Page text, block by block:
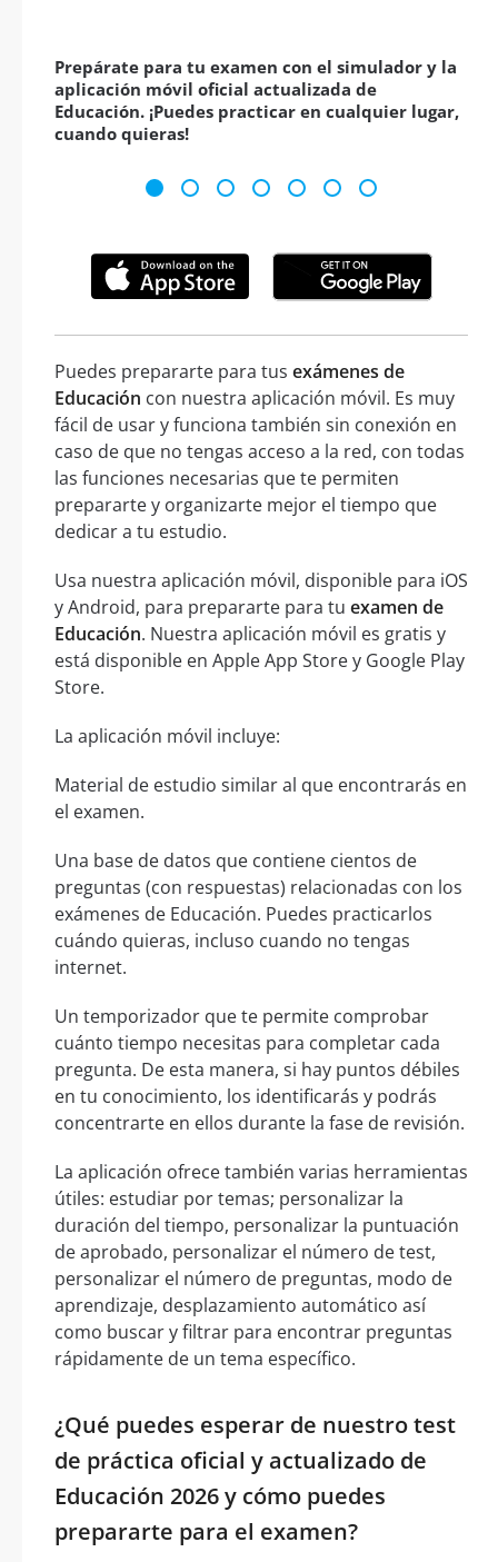
Prepárate para tu examen con el simulador y la
aplicación móvil oficial actualizada de
Educación. ¡Puedes practicar en cualquier lugar,
cuando quieras!
Puedes prepararte para tus exámenes de
Educación con nuestra aplicación móvil. Es muy
fácil de usar y funciona también sin conexión en
caso de que no tengas acceso a la red, con todas
las funciones necesarias que te permiten
prepararte y organizarte mejor el tiempo que
dedicar a tu estudio.
Usa nuestra aplicación móvil, disponible para iOS
y Android, para prepararte para tu examen de
Educación. Nuestra aplicación móvil es gratis y
está disponible en Apple App Store y Google Play
Store.
La aplicación móvil incluye:
Material de estudio similar al que encontrarás en
el examen.
Una base de datos que contiene cientos de
preguntas (con respuestas) relacionadas con los
exámenes de Educación. Puedes practicarlos
cuándo quieras, incluso cuando no tengas
internet.
Un temporizador que te permite comprobar
cuánto tiempo necesitas para completar cada
pregunta. De esta manera, si hay puntos débiles
en tu conocimiento, los identificarás y podrás
concentrarte en ellos durante la fase de revisión.
La aplicación ofrece también varias herramientas
útiles: estudiar por temas; personalizar la
duración del tiempo, personalizar la puntuación
de aprobado, personalizar el número de test,
personalizar el número de preguntas, modo de
aprendizaje, desplazamiento automático así
como buscar y filtrar para encontrar preguntas
rápidamente de un tema específico.
¿Qué puedes esperar de nuestro test
de práctica oficial y actualizado de
Educación 2026 y cómo puedes
prepararte para el examen?